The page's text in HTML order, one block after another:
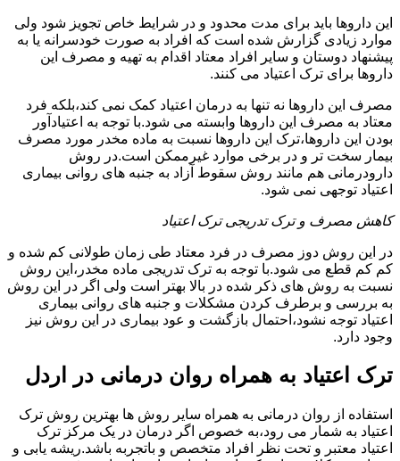
این داروها باید برای مدت محدود و در شرایط خاص تجویز شود ولی
موارد زیادی گزارش شده است که افراد به صورت خودسرانه یا به
پیشنهاد دوستان و سایر افراد معتاد اقدام به تهیه و مصرف این
داروها برای ترک اعتیاد می کنند.
مصرف این داروها نه تنها به درمان اعتیاد کمک نمی کند،بلکه فرد
معتاد به مصرف این داروها وابسته می شود.با توجه به اعتیادآور
بودن این داروها،ترک این داروها نسبت به ماده مخدر مورد مصرف
بیمار سخت تر و در برخی موارد غیرممکن است.در روش
دارودرمانی هم مانند روش سقوط آزاد به جنبه های روانی بیماری
اعتیاد توجهی نمی شود.
کاهش مصرف و ترک تدریجی ترک اعتیاد
در این روش دوز مصرف در فرد معتاد طی زمان طولانی کم شده و
کم کم قطع می شود.با توجه به ترک تدریجی ماده مخدر،این روش
نسبت به روش های ذکر شده در بالا بهتر است ولی اگر در این روش
به بررسی و برطرف کردن مشکلات و جنبه های روانی بیماری
اعتیاد توجه نشود،احتمال بازگشت و عود بیماری در این روش نیز
وجود دارد.
ترک اعتیاد به همراه روان درمانی در اردل
استفاده از روان درمانی به همراه سایر روش ها بهترین روش ترک
اعتیاد به شمار می رود،به خصوص اگر درمان در یک مرکز ترک
اعتیاد معتبر و تحت نظر افراد متخصص و باتجربه باشد.ریشه یابی و